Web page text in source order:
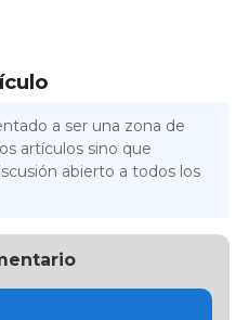
a ser una zona de
artículos sino que
abierto a todos los